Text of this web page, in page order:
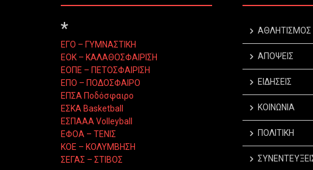
*
ΕΓΟ – ΓΥΜΝΑΣΤΙΚΗ
ΕΟΚ – ΚΑΛΑΘΟΣΦΑΙΡΙΣΗ
ΕΟΠΕ – ΠΕΤΟΣΦΑΙΡΙΣΗ
ΕΠΟ – ΠΟΔΟΣΦΑΙΡΟ
ΕΠΣΑ Ποδόσφαιρο
ΕΣΚΑ Basketball
ΕΣΠΑΑΑ Volleyball
ΕΦΟΑ – ΤΕΝΙΣ
ΚΟΕ – ΚΟΛΥΜΒΗΣΗ
ΣΕΓΑΣ – ΣΤΙΒΟΣ
ΑΘΛΗΤΙΣΜΟΣ
ΑΠΟΨΕΙΣ
ΕΙΔΗΣΕΙΣ
ΚΟΙΝΩΝΙΑ
ΠΟΛΙΤΙΚΗ